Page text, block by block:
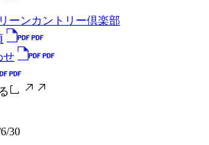
ーンカントリー倶楽部
せ
30